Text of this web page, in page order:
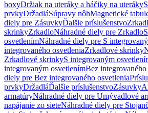
boxyDržiak na uteráky a háčiky na uteráky
prvkyDržadláSúpravy nôhMagnetické
diely pre ZásuvkyĎalšie príslušenstvo
skrinkyZrkadloNáhradné diely pre Zrkadlo
osvetlenímNáhradné diely pre S
integrovaného osvetleniaZrkadlové skrinky
Zrkadlové skrinkyS integrovaným
integrovaným osvetlenímBez integrovaného
diely pre Bez integrovaného osvetlenia
prvkyDržadláĎalšie príslušenstvoZásuvky
armatúryNáhradné diely pre Umývadlové
napájanie zo sieteNáhradné diely pre